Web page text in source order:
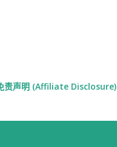
责声明 (Affiliate Disclosure)